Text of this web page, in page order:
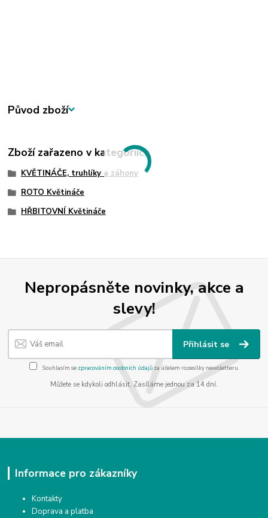
Původ zboží
Zboží zařazeno v kategoriích
KVĚTINÁČE, truhlíky a záhony
ROTO Květináče
HŘBITOVNÍ Květináče
Nepropásněte novinky, akce a
slevy!
Přihlásit se
Souhlasím se zpracováním osobních údajůza účelem rozesílky newsletteru.
Můžete se kdykoli odhlásit. Zasíláme jednou za 14 dní.
Informace pro zákazníky
Kontakty
Doprava a platba